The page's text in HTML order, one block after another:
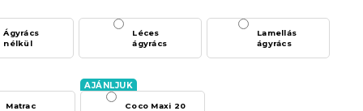
Ágyrács
nélkül
Léces
ágyrács
Lamellás
ágyrács
Matrac
Coco Maxi 20